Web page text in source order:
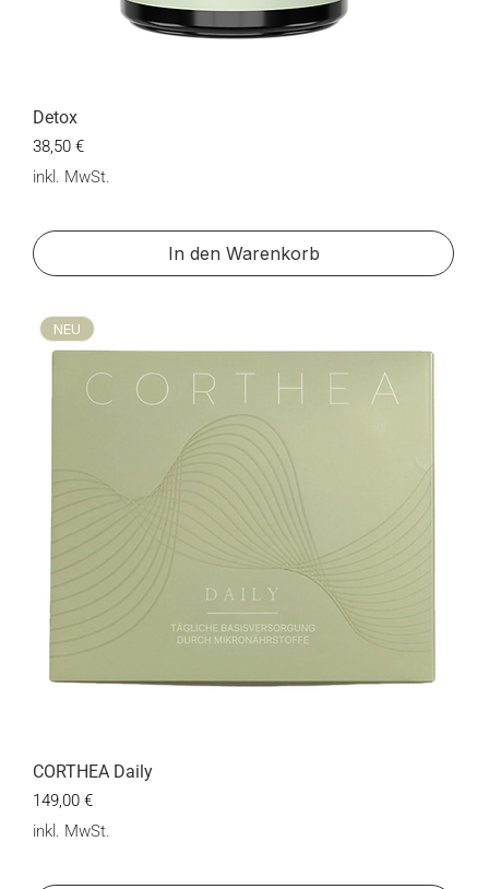
Detox
Preis
38,50 €
inkl. MwSt.
In den Warenkorb
NEU
CORTHEA Daily
Preis
149,00 €
inkl. MwSt.